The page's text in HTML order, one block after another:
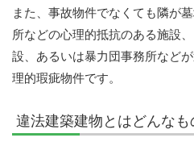
また、事故物件でなくても隣が
所などの心理的抵抗のある施設
設、あるいは暴力団事務所など
理的瑕疵物件です。
違法建築建物とはどんなも